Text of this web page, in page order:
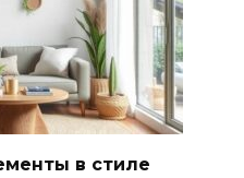
в стиле